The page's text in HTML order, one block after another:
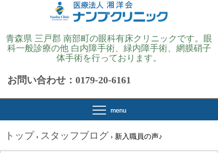
青森県 三戸郡 南部町の眼科有床クリニックです。眼
科一般診療の他 白内障手術、緑内障手術、網膜硝子
体手術を行っております。
お問い合わせ：0179-20-6161
トップ › スタッフブログ › 新入職員の声♪